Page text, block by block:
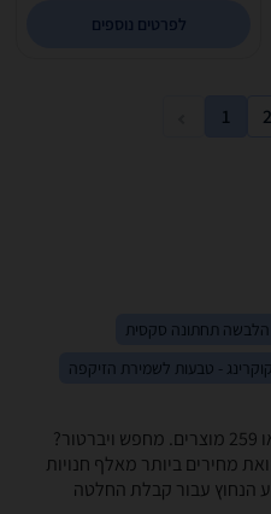
לפרטים נוספים
1 2
הלבשה תחתונה סקסית
קוקרינג - טבעות לשמירת הזיקפה
ויברטורים ‏400 - 500 ‏ש"ח -נמצאו 259 מוצרים. מחפש ויברטור?
מחירים ביותר מאלף חנויות
הנחוץ עבור קבלת החלטה